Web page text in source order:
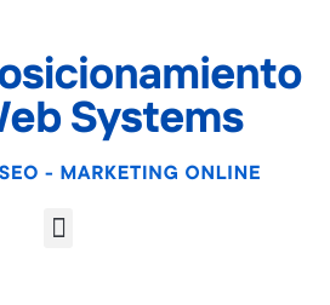
Analiza tu web gratis